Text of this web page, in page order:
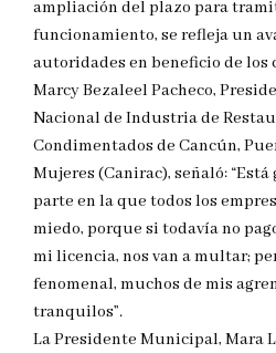
ampliación del plazo para
funcionamiento, se refleja un
autoridades en beneficio de
Marcy Bezaleel Pacheco,
Nacional de Industria de
Condimentados de Cancún,
Mujeres (Canirac), señaló:
parte en la que todos los
miedo, porque si todavía no
mi licencia, nos van a multar;
fenomenal, muchos de mis
tranquilos”.
La Presidente Municipal, Mara